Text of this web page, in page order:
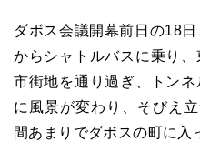
ダボス会議開幕前日の18
からシャトルバスに乗り、
市街地を通り過ぎ、トン
に風景が変わり、そびえ
間あまりでダボスの町に入